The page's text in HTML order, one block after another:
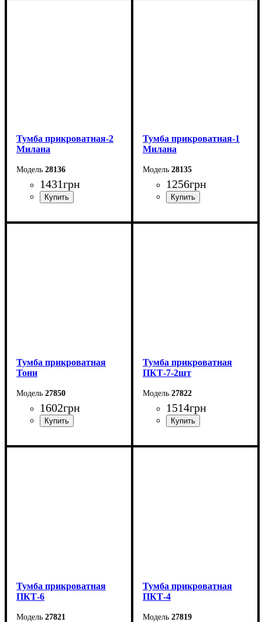
Ширина: 40 см
Ширина: 40 см
Тумба прикроватная-2
Милана
28136
1431грн
Ширина: 35 см
Тумба прикроватная-1
Милана
28135
1256грн
Ширина: 35 см
Тумба прикроватная
Тони
27850
1602грн
Ширина: 50 см
Тумба прикроватная
ПКТ-7-2шт
27822
1514грн
Ширина: 40 см
Тумба прикроватная
ПКТ-6
27821
Тумба прикроватная
ПКТ-4
27819